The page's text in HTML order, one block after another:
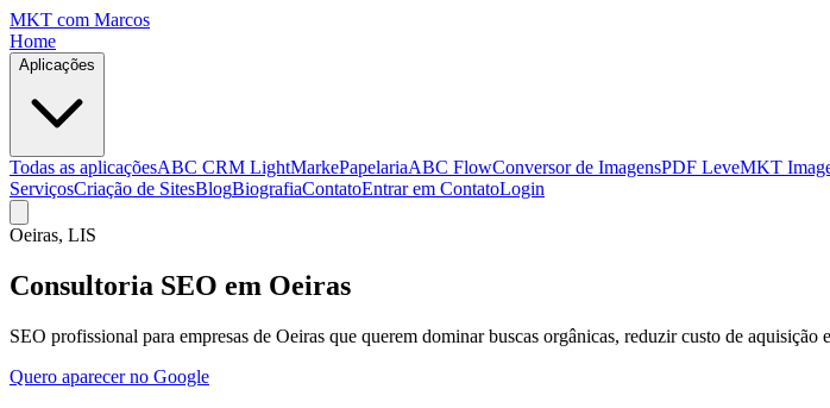
MKT com Marcos
Home
Aplicações
Todas as aplicaçõesABC CRM LightMarkePapelariaABC FlowConversor de ImagensPDF LeveMKT
ServiçosCriação de SitesBlogBiografiaContatoEntrar em ContatoLogin
Oeiras, LIS
Consultoria SEO em Oeiras
SEO profissional para empresas de Oeiras que querem dominar buscas orgânicas, reduzir custo de
Quero aparecer no Google